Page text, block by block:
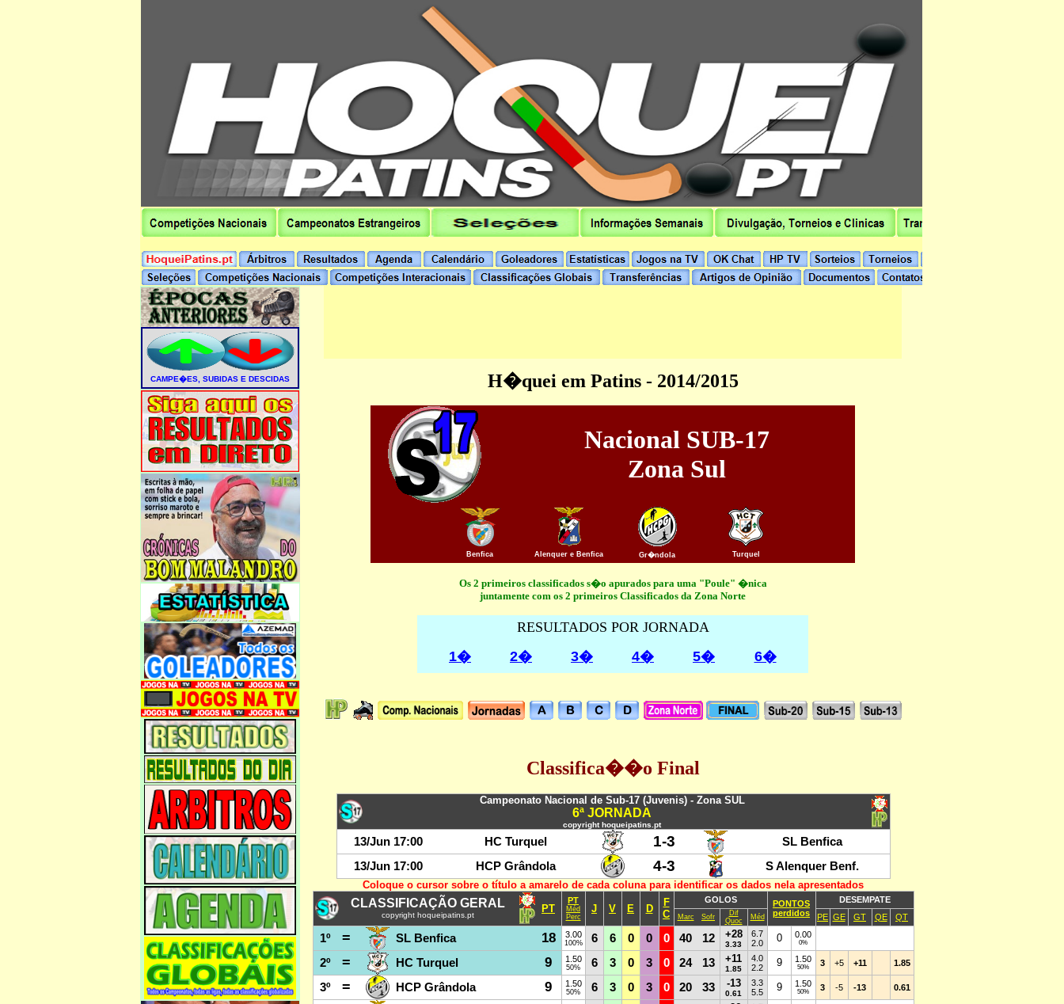
H�quei em Patins - 2014/2015
Nacional SUB-17
Zona Sul
Benfica Alenquer e Benfica Gr�ndola Turquel
Os 2 primeiros classificados s�o apurados para uma "Poule" �nica
juntamente com os 2 primeiros Classificados da Zona Norte
RESULTADOS POR JORNADA
1�
2� 3� 4� 5� 6�
Classifica��o Final